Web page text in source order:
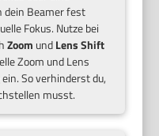
dein Beamer fest
Fokus. Nutze bei
Zoom undLens Shift
Zoom und Lens
So verhinderst du,
musst.